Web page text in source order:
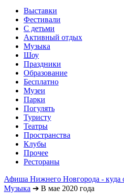
Выставки
Фестивали
С детьми
Активный отдых
Музыка
Шоу
Праздники
Образование
Бесплатно
Музеи
Парки
Погулять
Туристу
Театры
Пространства
Клубы
Прочее
Рестораны
Афиша Нижнего Новгорода - куда
Музыка ➔ В мае 2020 года